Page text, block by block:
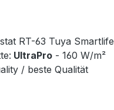
RT-63 Tuya Smartlife
UltraPro - 160 W/m²
/ beste Qualität